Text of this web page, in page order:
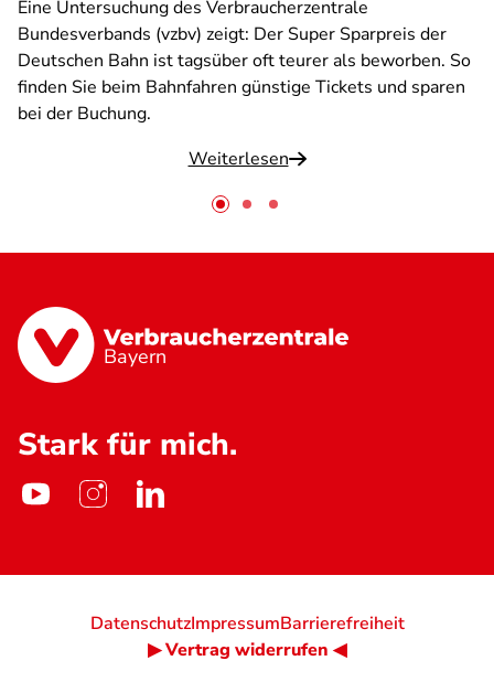
Eine Untersuchung des Verbraucherzentrale
Bundesverbands (vzbv) zeigt: Der Super Sparpreis der
Deutschen Bahn ist tagsüber oft teurer als beworben. So
finden Sie beim Bahnfahren günstige Tickets und sparen
bei der Buchung.
Weiterlesen
Bayern
Stark für mich.
DatenschutzImpressumBarrierefreiheit
▶ Vertrag widerrufen ◀